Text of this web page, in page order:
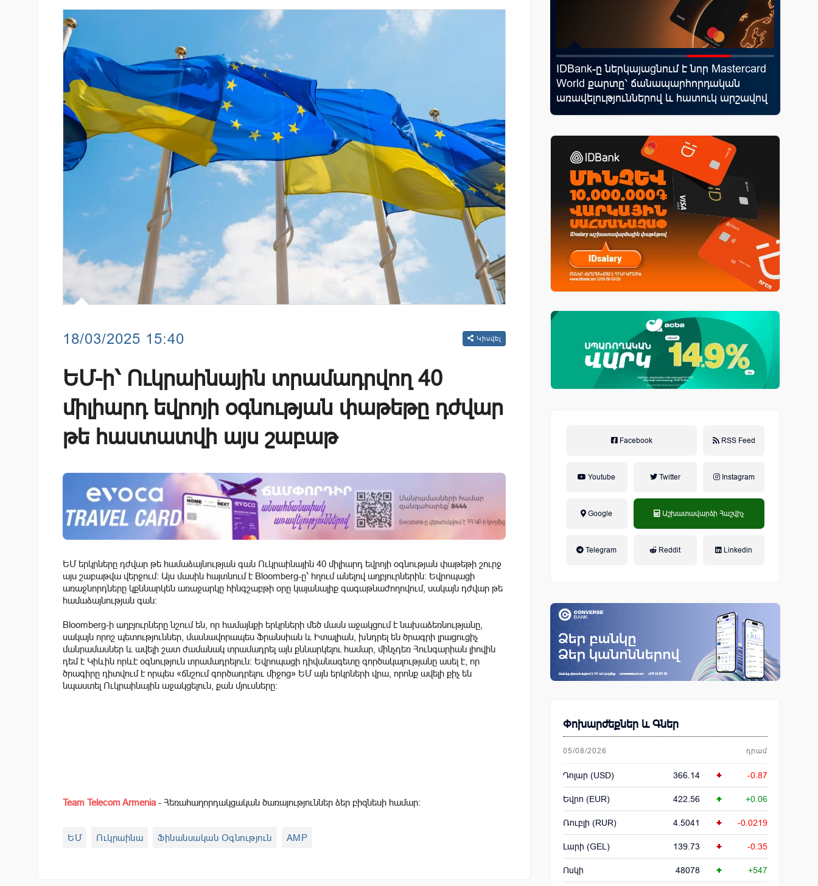
18/03/2025 15:40 Կիսվել
ԵՄ-ի՝ Ուկրաինային տրամադրվող 40
միլիարդ եվրոյի օգնության փաթեթը դժվար
թե հաստատվի այս շաբաթ
ԵՄ երկրները դժվար թե համաձայնության գան Ուկրաինային 40 միլիարդ եվրոյի օգնության փաթեթի շուրջ
այս շաբաթվա վերջում: Այս մասին հայտնում է Bloomberg-ը՝ հղում անելով աղբյուրներին։ Եվրոպացի
առաջնորդները կքննարկեն առաջարկը հինգշաբթի օրը կայանալիք գագաթնաժողովում, սակայն դժվար թե
համաձայնության գան:
Bloomberg-ի աղբյուրները նշում են, որ համայնքի երկրների մեծ մասն աջակցում է նախաձեռնությանը,
սակայն որոշ պետություններ, մասնավորապես Ֆրանսիան և Իտալիան, խնդրել են ծրագրի լրացուցիչ
մանրամասներ և ավելի շատ ժամանակ տրամադրել այն քննարկելու համար, մինչդեռ Հունգարիան լիովին
դեմ է Կիևին որևէ օգնություն տրամադրելուն: Եվրոպացի դիվանագետը գործակալությանը ասել է, որ
ծրագիրը դիտվում է որպես «ճնշում գործադրելու միջոց» ԵՄ այն երկրների վրա, որոնք ավելի քիչ են
նպաստել Ուկրաինային աջակցելուն, քան մյուսները:
Team Telecom Armenia - Հեռահաղորդակցական ծառայություններ ձեր բիզնեսի համար:
ԵՄ Ուկրաինա Ֆինանսական Օգնություն AMP
ն ընդլայնում են
լուծումների
Ucom-ը և FPWC-ն Գնիշիկում արևային
էներգիայի միջոցով կապահովեն վայրի
բնության շուրջօրյա մշտադիտարկումը
10 ամենահարուստ մարզիկները կուտակել
իրենց կարողությունը
IDBank-ը ներկայացնում է նոր Mastercard
World քարտը՝ ճանապարհորդական
առավելություններով և հատուկ արշավով
Facebook RSS Feed
Youtube Twitter Instagram
Google Աշխատավարձի Հաշվիչ
Telegram Reddit Linkedin
Փոխարժեքներ և Գներ
05/08/2026 դրամ
Դոլար (USD) 366.14 -0.87
Եվրո (EUR) 422.56 +0.06
Ռուբլի (RUR) 4.5041 -0.0219
Լարի (GEL) 139.73 -0.35
Ոսկի 48078 +547